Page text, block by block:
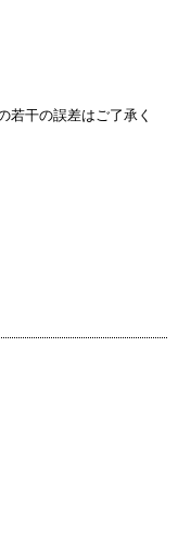
若干の誤差はご了承く